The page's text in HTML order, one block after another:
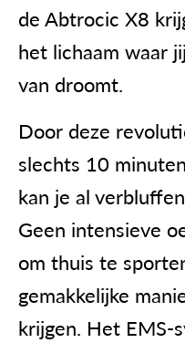
de Abtrocic X8
het lichaam waar
van droomt.
Door deze
slechts 10
kan je al
Geen intensieve
om thuis te
gemakkelijke
krijgen. Het EMS-